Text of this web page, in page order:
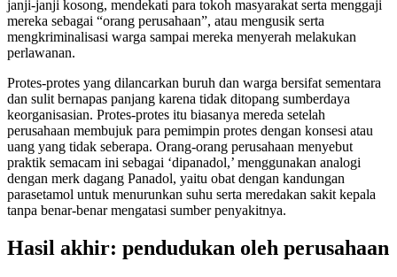
janji-janji kosong, mendekati para tokoh masyarakat serta menggaji
mereka sebagai “orang perusahaan”, atau mengusik serta
mengkriminalisasi warga sampai mereka menyerah melakukan
perlawanan.
Protes-protes yang dilancarkan buruh dan warga bersifat sementara
dan sulit bernapas panjang karena tidak ditopang sumberdaya
keorganisasian. Protes-protes itu biasanya mereda setelah
perusahaan membujuk para pemimpin protes dengan konsesi atau
uang yang tidak seberapa. Orang-orang perusahaan menyebut
praktik semacam ini sebagai ‘dipanadol,’ menggunakan analogi
dengan merk dagang Panadol, yaitu obat dengan kandungan
parasetamol untuk menurunkan suhu serta meredakan sakit kepala
tanpa benar-benar mengatasi sumber penyakitnya.
Hasil akhir: pendudukan oleh perusahaan